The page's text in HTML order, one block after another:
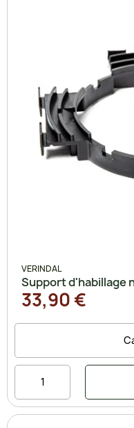
VERINDAL
Support d'habillage
33,90 €